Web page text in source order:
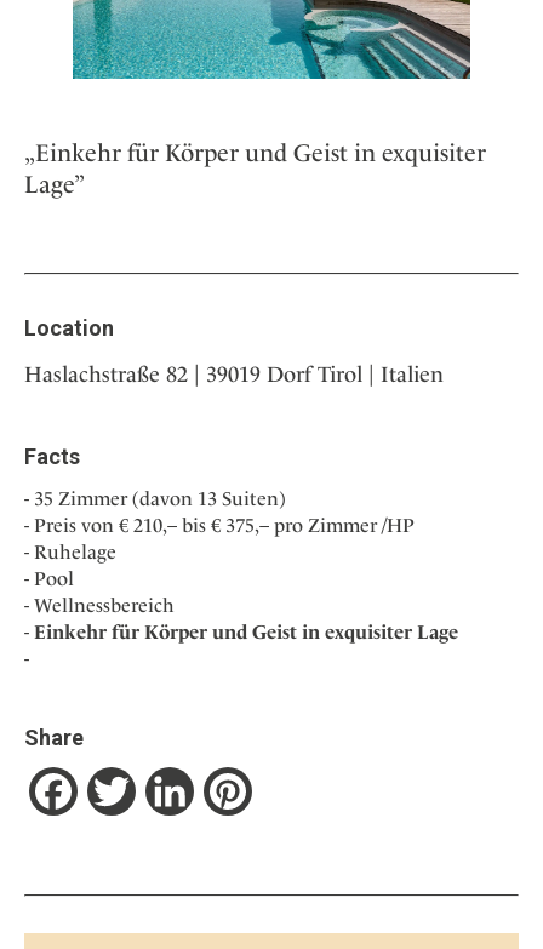
„Einkehr für Körper und Geist in exquisiter
Lage”
Location
Haslachstraße 82 | 39019 Dorf Tirol | Italien
Facts
35 Zimmer (davon 13 Suiten)
Preis von € 210,– bis € 375,– pro Zimmer /HP
Ruhelage
Pool
Wellnessbereich
Einkehr für Körper und Geist in exquisiter Lage
Share
FacebookTwitter LinkedIn